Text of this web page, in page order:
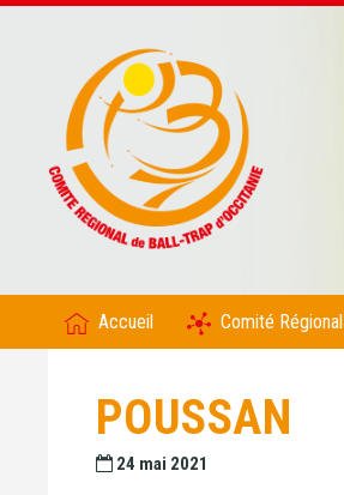
Accueil Comité Régional
POUSSAN
24 mai 2021